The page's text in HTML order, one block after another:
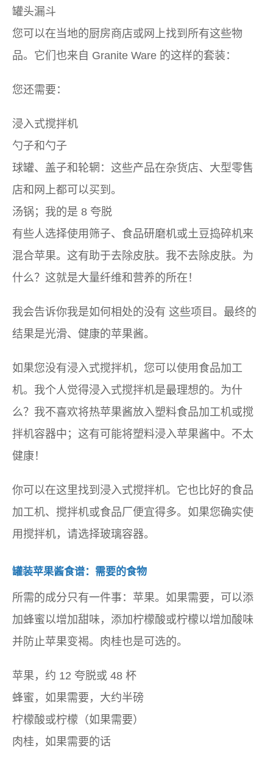
罐头漏斗
您可以在当地的厨房商店或网上找到所有这些物
品。它们也来自 Granite Ware 的这样的套装：
您还需要：
浸入式搅拌机
勺子和勺子
球罐、盖子和轮辋：这些产品在杂货店、大型零售
店和网上都可以买到。
汤锅；我的是 8 夸脱
有些人选择使用筛子、食品研磨机或土豆捣碎机来
混合苹果。这有助于去除皮肤。我不去除皮肤。为
什么？这就是大量纤维和营养的所在！
我会告诉你我是如何相处的没有 这些项目。最终的
结果是光滑、健康的苹果酱。
如果您没有浸入式搅拌机，您可以使用食品加工
机。我个人觉得浸入式搅拌机是最理想的。为什
么？我不喜欢将热苹果酱放入塑料食品加工机或搅
拌机容器中；这有可能将塑料浸入苹果酱中。不太
健康！
你可以在这里找到浸入式搅拌机。它也比好的食品
加工机、搅拌机或食品厂便宜得多。如果您确实使
用搅拌机，请选择玻璃容器。
罐装苹果酱食谱：需要的食物
所需的成分只有一件事：苹果。如果需要，可以添
加蜂蜜以增加甜味，添加柠檬酸或柠檬以增加酸味
并防止苹果变褐。肉桂也是可选的。
苹果，约 12 夸脱或 48 杯
蜂蜜，如果需要，大约半磅
柠檬酸或柠檬（如果需要）
肉桂，如果需要的话